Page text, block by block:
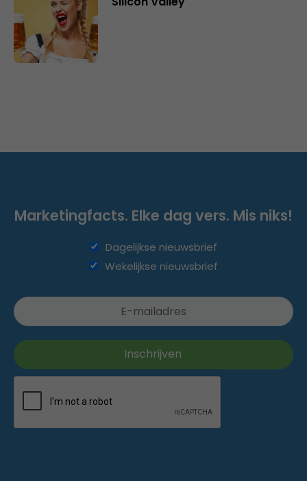
Marketingfacts. Elke dag vers. Mis niks!
Dagelijkse nieuwsbrief
Wekelijkse nieuwsbrief